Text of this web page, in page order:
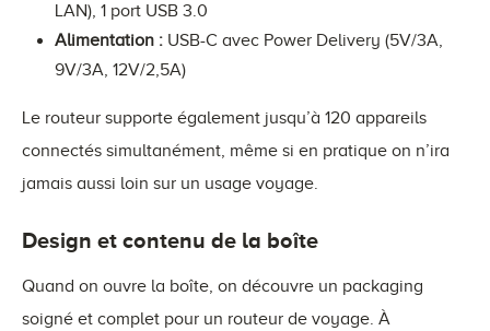
LAN), 1 port USB 3.0
Alimentation : USB-C avec Power Delivery (5V/3A,
9V/3A, 12V/2,5A)
Le routeur supporte également jusqu’à 120 appareils
connectés simultanément, même si en pratique on n’ira
jamais aussi loin sur un usage voyage.
Design et contenu de la boîte
Quand on ouvre la boîte, on découvre un packaging
soigné et complet pour un routeur de voyage. À